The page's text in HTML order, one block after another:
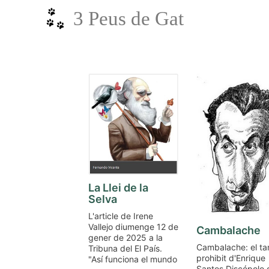
3 Peus de Gat
La Llei de la
Selva
L'article de Irene
Vallejo diumenge 12 de
gener de 2025 a la
Tribuna del El País.
"Así funciona el mundo
Cambalache
Cambalache: el
prohibit d'Enrique